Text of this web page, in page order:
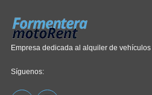
Empresa dedicada al alquiler de
Síguenos: